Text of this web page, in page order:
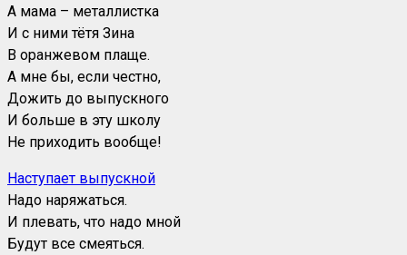
А мама – металлистка
И с ними тётя Зина
В оранжевом плаще.
А мне бы, если честно,
Дожить до выпускного
И больше в эту школу
Не приходить вообще!
Наступает выпускной
Надо наряжаться.
И плевать, что надо мной
Будут все смеяться.